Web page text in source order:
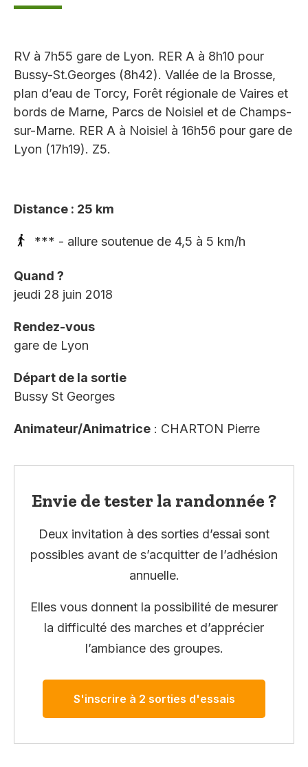
RV à 7h55 gare de Lyon. RER A à 8h10 pour
Bussy-St.Georges (8h42). Vallée de la Brosse,
plan d’eau de Torcy, Forêt régionale de Vaires et
bords de Marne, Parcs de Noisiel et de Champs-
sur-Marne. RER A à Noisiel à 16h56 pour gare de
Lyon (17h19). Z5.
Distance : 25 km
*** - allure soutenue de 4,5 à 5 km/h
Quand ?
jeudi 28 juin 2018
Rendez-vous
gare de Lyon
Départ de la sortie
Bussy St Georges
Animateur/Animatrice : CHARTON Pierre
Envie de tester la randonnée ?
Deux invitation à des sorties d’essai sont
possibles avant de s’acquitter de l’adhésion
annuelle.
Elles vous donnent la possibilité de mesurer
la difficulté des marches et d’apprécier
l’ambiance des groupes.
S'inscrire à 2 sorties d'essais